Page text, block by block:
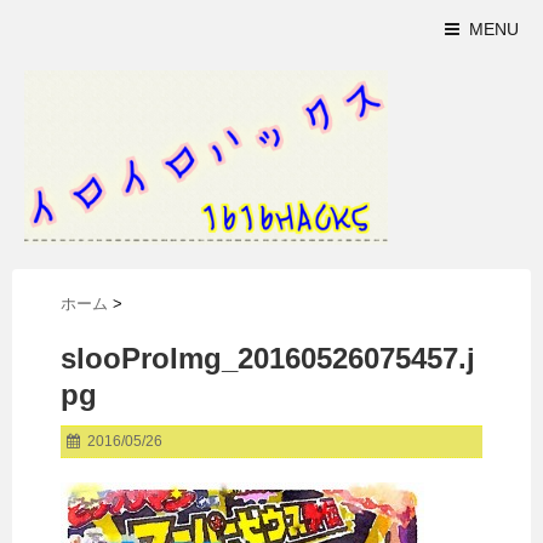
MENU
ホーム >
slooProImg_20160526075457.j
pg
2016/05/26